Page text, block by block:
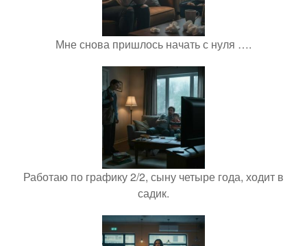
Мне снова пришлось начать с нуля ….
Работаю по графику 2/2, сыну четыре года, ходит в
садик.